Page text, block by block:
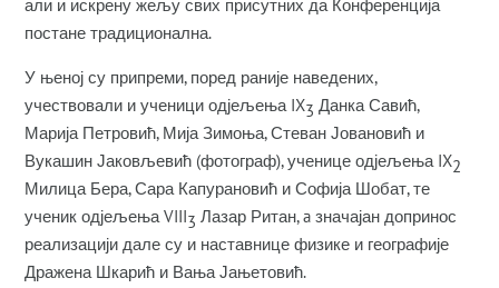
али и искрену жељу свих присутних да Конференција
постане традиционална.
У њеној су припреми, поред раније наведених,
учествовали и ученици одјељења IX3 Данка Савић,
Марија Петровић, Мија Зимоња, Стеван Јовановић и
Вукашин Јаковљевић (фотограф), ученице одјељења IX2
Милица Бера, Сара Капурановић и Софија Шобат, те
ученик одјељења VIII3 Лазар Ритан, a значајан допринос
реализацији дале су и наставнице физике и географије
Дражена Шкарић и Вања Јањетовић.